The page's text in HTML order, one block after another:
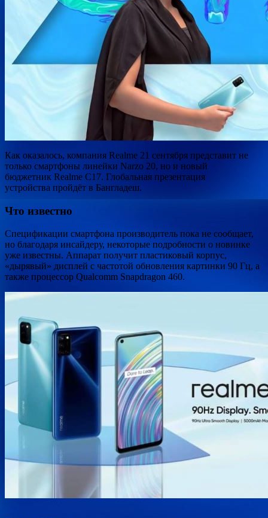
Как оказалось, компания Realme 21 сентября представит не
только смартфоны линейки Narzo 20, но и новый
бюджетник Realme C17. Глобальная презентация
устройства пройдёт в Бангладеш.
Что известно
Спецификации смартфона производитель пока не сообщает,
но благодаря инсайдеру, некоторые подробности о новинке
уже известны. Аппарат получит пластиковый корпус,
«дырявый» дисплей с частотой обновления картинки 90 Гц, а
также процессор Qualcomm Snapdragon 460.